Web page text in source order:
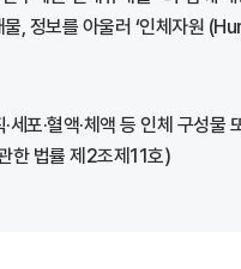
, 정보를 아울러 ‘인체자원
·세포·혈액·체액 등 인체 구
한 법률 제2조제11호)